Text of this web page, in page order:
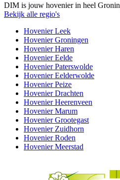
DIM is jouw hovenier in heel
Bekijk alle regio's
Hovenier Leek
Hovenier Groningen
Hovenier Haren
Hovenier Eelde
Hovenier Paterswolde
Hovenier Eelderwolde
Hovenier Peize
Hovenier Drachten
Hovenier Heerenveen
Hovenier Marum
Hovenier Grootegast
Hovenier Zuidhorn
Hovenier Roden
Hovenier Meerstad